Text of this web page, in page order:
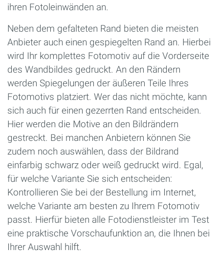
ihren Fotoleinwänden an.
Neben dem gefalteten Rand bieten die meisten
Anbieter auch einen gespiegelten Rand an. Hierbei
wird Ihr komplettes Fotomotiv auf die Vorderseite
des Wandbildes gedruckt. An den Rändern
werden Spiegelungen der äußeren Teile Ihres
Fotomotivs platziert. Wer das nicht möchte, kann
sich auch für einen gezerrten Rand entscheiden.
Hier werden die Motive an den Bildrändern
gestreckt. Bei manchen Anbietern können Sie
zudem noch auswählen, dass der Bildrand
einfarbig schwarz oder weiß gedruckt wird. Egal,
für welche Variante Sie sich entscheiden:
Kontrollieren Sie bei der Bestellung im Internet,
welche Variante am besten zu Ihrem Fotomotiv
passt. Hierfür bieten alle Fotodienstleister im Test
eine praktische Vorschaufunktion an, die Ihnen bei
Ihrer Auswahl hilft.